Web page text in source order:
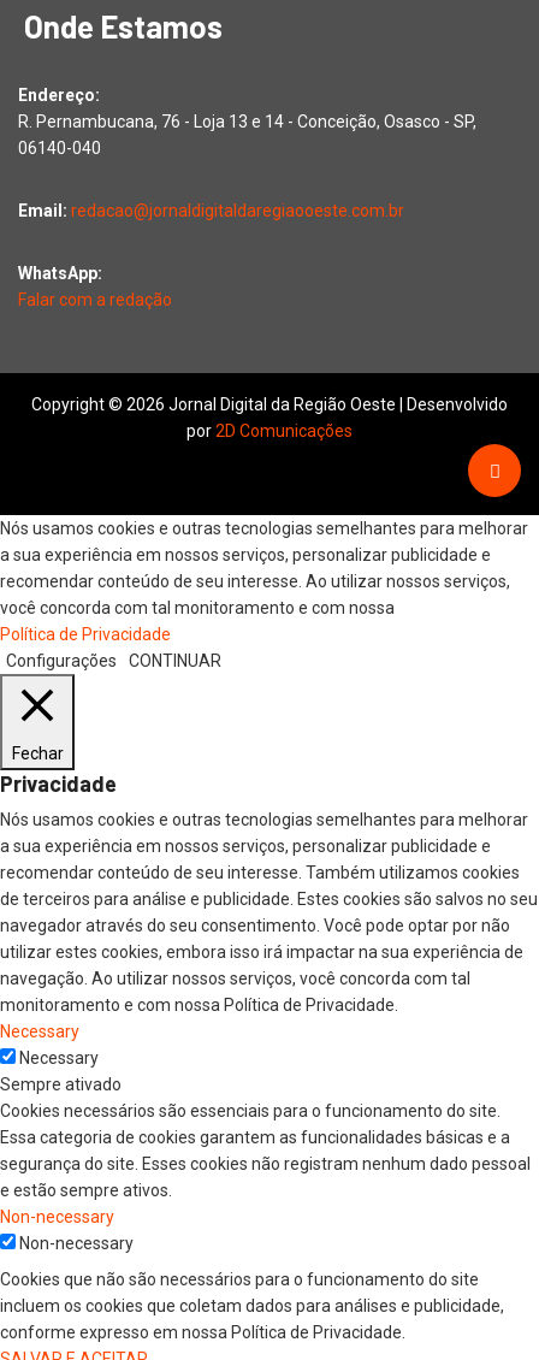
Onde Estamos
Endereço:
R. Pernambucana, 76 - Loja 13 e 14 - Conceição, Osasco - SP,
06140-040
Email: redacao@jornaldigitaldaregiaooeste.com.br
WhatsApp:
Falar com a redação
Copyright © 2026 Jornal Digital da Região Oeste | Desenvolvido
por2D Comunicações
Nós usamos cookies e outras tecnologias semelhantes para melhorar
a sua experiência em nossos serviços, personalizar publicidade e
recomendar conteúdo de seu interesse. Ao utilizar nossos serviços,
você concorda com tal monitoramento e com nossa
Política de Privacidade
Configurações
CONTINUAR
Fechar
Privacidade
Nós usamos cookies e outras tecnologias semelhantes para melhorar
a sua experiência em nossos serviços, personalizar publicidade e
recomendar conteúdo de seu interesse. Também utilizamos cookies
de terceiros para análise e publicidade. Estes cookies são salvos no seu
navegador através do seu consentimento. Você pode optar por não
utilizar estes cookies, embora isso irá impactar na sua experiência de
navegação. Ao utilizar nossos serviços, você concorda com tal
monitoramento e com nossa Política de Privacidade.
Necessary
Necessary
Sempre ativado
Cookies necessários são essenciais para o funcionamento do site.
Essa categoria de cookies garantem as funcionalidades básicas e a
segurança do site. Esses cookies não registram nenhum dado pessoal
e estão sempre ativos.
Non-necessary
Non-necessary
Cookies que não são necessários para o funcionamento do site
incluem os cookies que coletam dados para análises e publicidade,
conforme expresso em nossa Política de Privacidade.